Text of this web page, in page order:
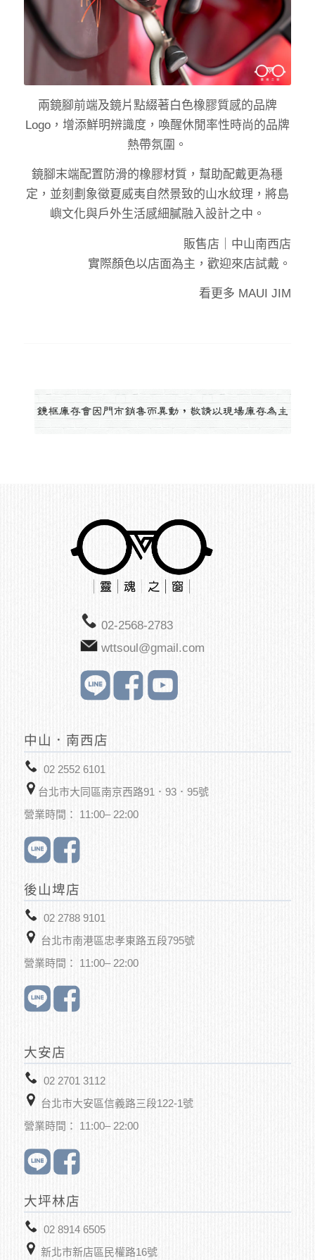
兩鏡腳前端及鏡片點綴著白色橡膠質感的品牌
Logo，增添鮮明辨識度，喚醒休閒率性時尚的品牌
熱帶氛圍。
鏡腳末端配置防滑的橡膠材質，幫助配戴更為穩
定，並刻劃象徵夏威夷自然景致的山水紋理，將島
嶼文化與戶外生活感細膩融入設計之中。
販售店｜ 中山南西店
實際顏色以店面為主，歡迎來店試戴。
看更多 MAUI JIM
02-2568-2783
wttsoul@gmail.com
中山．南西店
02 2552 6101
台北市大同區南京西路91．93．95號
營業時間： 11:00– 22:00
後山埤店
02 2788 9101
台北市南港區忠孝東路五段795號
營業時間： 11:00– 22:00
大安店
02 2701 3112
台北市大安區信義路三段122-1號
營業時間： 11:00– 22:00
大坪林店
02 8914 6505
新北市新店區 民權路16號